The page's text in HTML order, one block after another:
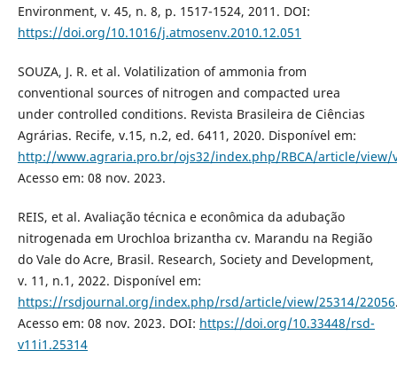
Environment, v. 45, n. 8, p. 1517-1524, 2011. DOI:
https://doi.org/10.1016/j.atmosenv.2010.12.051
SOUZA, J. R. et al. Volatilization of ammonia from
conventional sources of nitrogen and compacted urea
under controlled conditions. Revista Brasileira de Ciências
Agrárias. Recife, v.15, n.2, ed. 6411, 2020. Disponível em:
http://www.agraria.pro.br/ojs32/index.php/RBCA/article/view/
Acesso em: 08 nov. 2023.
REIS, et al. Avaliação técnica e econômica da adubação
nitrogenada em Urochloa brizantha cv. Marandu na Região
do Vale do Acre, Brasil. Research, Society and Development,
v. 11, n.1, 2022. Disponível em:
https://rsdjournal.org/index.php/rsd/article/view/25314/22056
Acesso em: 08 nov. 2023. DOI: https://doi.org/10.33448/rsd-
v11i1.25314